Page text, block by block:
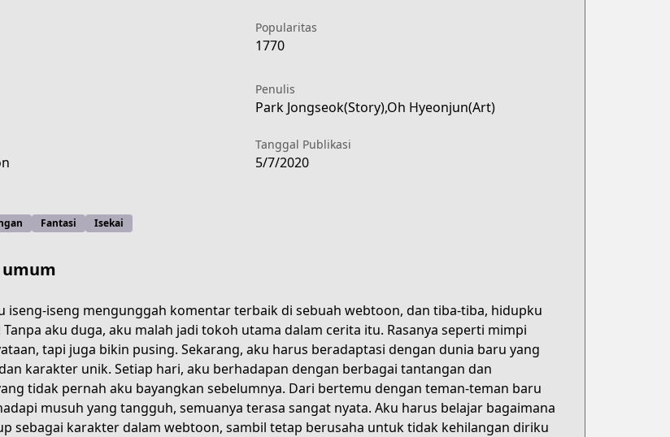
d2adff5e0b0c
Popularitas
1770
Penulis
Park Jongseok(Story),Oh Hyeonjun(Art)
Tanggal Publikasi
5/7/2020
Fantasi Isekai
iseng-iseng mengunggah komentar terbaik di sebuah webtoon, dan tiba-tiba, hidupku
aku duga, aku malah jadi tokoh utama dalam cerita itu. Rasanya seperti mimpi
tapi juga bikin pusing. Sekarang, aku harus beradaptasi dengan dunia baru yang
karakter unik. Setiap hari, aku berhadapan dengan berbagai tantangan dan
tidak pernah aku bayangkan sebelumnya. Dari bertemu dengan teman-teman baru
musuh yang tangguh, semuanya terasa sangat nyata. Aku harus belajar bagaimana
sebagai karakter dalam webtoon, sambil tetap berusaha untuk tidak kehilangan diriku